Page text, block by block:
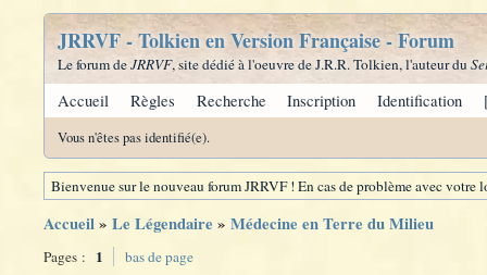
JRRVF - Tolkien en Version Française - Forum
Le forum deJRRVF, site dédié à l'oeuvre de J.R.R. Tolkien, l'auteur du
Accueil Règles Recherche Inscription Identification
Vous n'êtes pas identifié(e).
Bienvenue sur le nouveau forum JRRVF ! En cas de problème avec
Accueil» Le Légendaire » Médecine en Terre du Milieu
Pages : 1 bas de page